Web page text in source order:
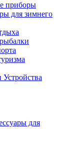
приборы
для зимнего
Устройства
для